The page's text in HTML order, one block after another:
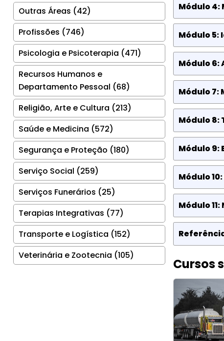
Outras Áreas (42)
Profissões (746)
Psicologia e Psicoterapia (471)
Recursos Humanos e
Departamento Pessoal (68)
Religião, Arte e Cultura (213)
Saúde e Medicina (572)
Segurança e Proteção (180)
Serviço Social (259)
Serviços Funerários (25)
Terapias Integrativas (77)
Transporte e Logística (152)
Veterinária e Zootecnia (105)
Módulo
Módulo 5:
Módulo 6:
Módulo 7:
Módulo 8:
Módulo
Módulo
Módulo
Cursos